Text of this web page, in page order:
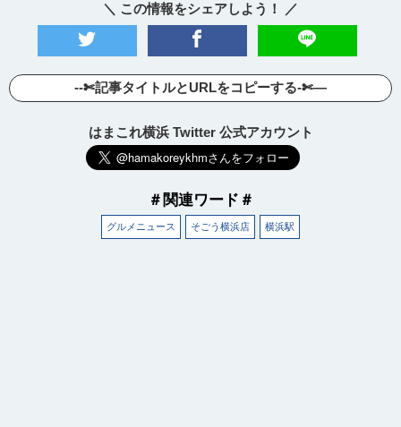
＼ この情報をシェアしよう！ ／
--✄記事タイトルとURLをコピーする-✄—
はまこれ横浜 Twitter 公式アカウント
＃関連ワード＃
グルメニュース そごう横浜店 横浜駅